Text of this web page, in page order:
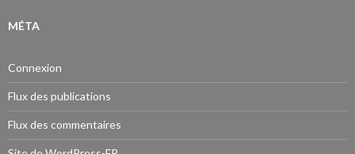
MÉTA
Connexion
Flux des publications
Flux des commentaires